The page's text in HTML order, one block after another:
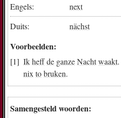
Engels:
next
Duits:
nächst
Voorbeelden:
Ikheffde ganzeNachtwaakt.
nix tobruken.
Samengesteld woorden: